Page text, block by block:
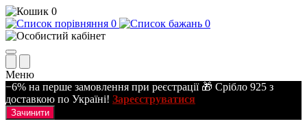
0
0
0
Меню
−6% на перше замовлення при реєстрації 🎁 Срібло 925 з
доставкою по Україні! Зареєструватися
Зачинити